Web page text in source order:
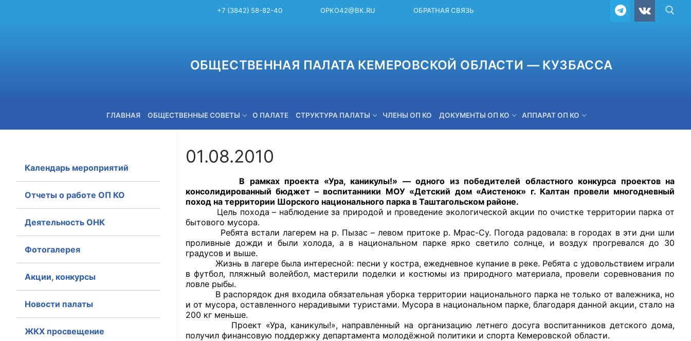
+7 (3842) 58-82-40 OPKO42@BK.RU ОБРАТНАЯ СВЯЗЬ
ОБЩЕСТВЕННАЯ ПАЛАТА КЕМЕРОВСКОЙ ОБЛАСТИ — КУЗБАССА
ГЛАВНАЯ ОБЩЕСТВЕННЫЕ СОВЕТЫ О ПАЛАТЕ СТРУКТУРА ПАЛАТЫ ЧЛЕНЫ ОП КО ДОКУМЕНТЫ ОП КО АППАРАТ ОП КО
OPKO42@BK.RU ОБРАТНАЯ СВЯЗЬ
Главная
Общественные советы
Общественные советы при территориальных органах федеральных органов
исполнительной власти
Общественные советы по проведению независимой оценки качества условий
01.08.2010
В рамках проекта «Ура, каникулы!» — одного из победителей областного конкурса проектов на
консолидированный бюджет – воспитанники МОУ «Детский дом «Аистенок» г. Калтан провели многодневный
поход на территории Шорского национального парка в Таштагольском районе.
Цель похода – наблюдение за природой и проведение экологической акции по очистке территории парка от
бытового мусора.
Ребята встали лагерем на р. Пызас – левом притоке р. Мрас-Су. Погода радовала: в городах в эти дни шли
проливные дожди и были холода, а в национальном парке ярко светило солнце, и воздух прогревался до 30
градусов и выше.
Жизнь в лагере была интересной: песни у костра, ежедневное купание в реке. Ребята с удовольствием играли
в футбол, пляжный волейбол, мастерили поделки и костюмы из природного материала, провели соревнования по
ловле рыбы.
В распорядок дня входила обязательная уборка территории национального парка не только от валежника, но
и от мусора, оставленного нерадивыми туристами. Мусора в национальном парке, благодаря данной акции, стало на
200 кг меньше.
Проект «Ура, каникулы!», направленный на организацию летнего досуга воспитанников детского дома,
получил финансовую поддержку департамента молодёжной политики и спорта Кемеровской области.
Календарь мероприятий
Отчеты о работе ОП КО
Деятельность ОНК
Фотогалерея
Акции, конкурсы
Новости палаты
ЖКХ просвещение